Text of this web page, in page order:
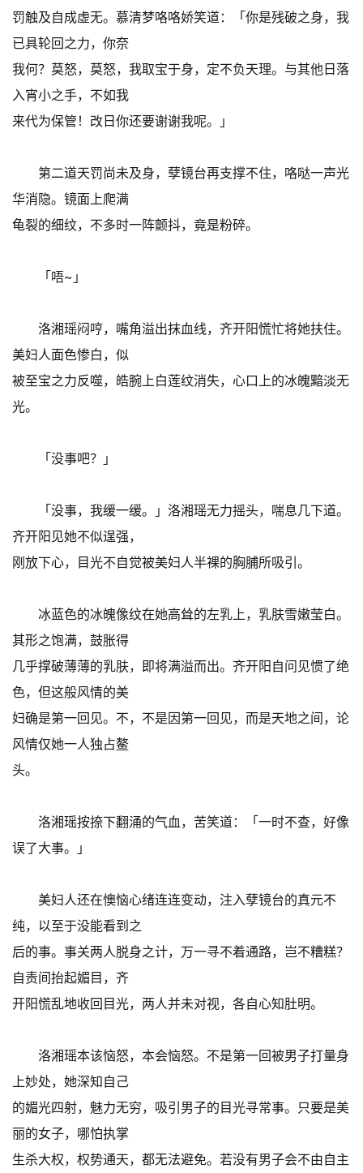
罚触及自成虚无。慕清梦咯咯娇笑道：「你是残破之身，我
已具轮回之力，你奈
我何？莫怒，莫怒，我取宝于身，定不负天理。与其他日落
入宵小之手，不如我
来代为保管！改日你还要谢谢我呢。」
第二道天罚尚未及身，孽镜台再支撑不住，咯哒一声光
华消隐。镜面上爬满
龟裂的细纹，不多时一阵颤抖，竟是粉碎。
「唔~」
洛湘瑶闷哼，嘴角溢出抹血线，齐开阳慌忙将她扶住。
美妇人面色惨白，似
被至宝之力反噬，皓腕上白莲纹消失，心口上的冰魄黯淡无
光。
「没事吧？」
「没事，我缓一缓。」洛湘瑶无力摇头，喘息几下道。
齐开阳见她不似逞强，
刚放下心，目光不自觉被美妇人半裸的胸脯所吸引。
冰蓝色的冰魄像纹在她高耸的左乳上，乳肤雪嫩莹白。
其形之饱满，鼓胀得
几乎撑破薄薄的乳肤，即将满溢而出。齐开阳自问见惯了绝
色，但这般风情的美
妇确是第一回见。不，不是因第一回见，而是天地之间，论
风情仅她一人独占鳌
头。
洛湘瑶按捺下翻涌的气血，苦笑道：「一时不查，好像
误了大事。」
美妇人还在懊恼心绪连连变动，注入孽镜台的真元不
纯，以至于没能看到之
后的事。事关两人脱身之计，万一寻不着通路，岂不糟糕？
自责间抬起媚目，齐
开阳慌乱地收回目光，两人并未对视，各自心知肚明。
洛湘瑶本该恼怒，本会恼怒。不是第一回被男子打量身
上妙处，她深知自己
的媚光四射，魅力无穷，吸引男子的目光寻常事。只要是美
丽的女子，哪怕执掌
生杀大权，权势通天，都无法避免。若没有男子会不由自主